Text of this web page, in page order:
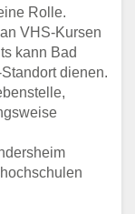
Rolle.
VHS-Kursen
kann Bad
dienen.